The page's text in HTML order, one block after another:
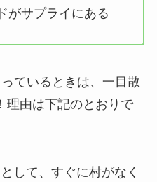
がサプライにある
ているときは、一目散
理由は下記のとおりで
して、すぐに村がなく